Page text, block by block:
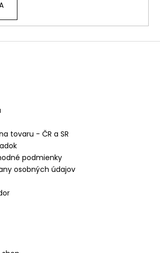
tovaru - ČR a SR
podmienky
osobných údajov